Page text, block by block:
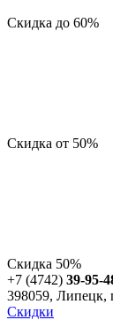
Скидка до 60%
Скидка от 50%
Скидка 50%
+7 (4742) 39-95-
398059, Липецк,
Скидки